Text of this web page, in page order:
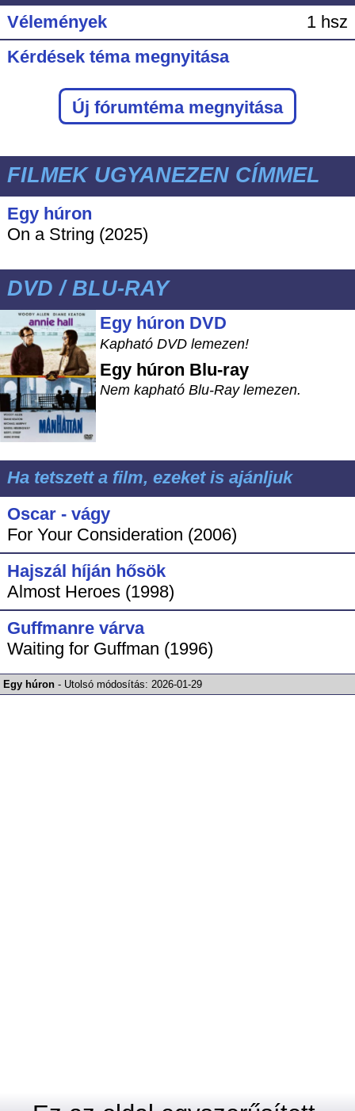
Vélemények
1 hsz
Kérdések téma megnyitása
Új fórumtéma megnyitása
FILMEK UGYANEZEN CÍMMEL
Egy húron
On a String (2025)
DVD / BLU-RAY
Egy húron DVD
Kapható DVD lemezen!
Egy húron Blu-ray
Nem kapható Blu-Ray lemezen.
Ha tetszett a film, ezeket is ajánljuk
Oscar - vágy
For Your Consideration (2006)
Hajszál híján hősök
Almost Heroes (1998)
Guffmanre várva
Waiting for Guffman (1996)
Egy húron - Utolsó módosítás: 2026-01-29